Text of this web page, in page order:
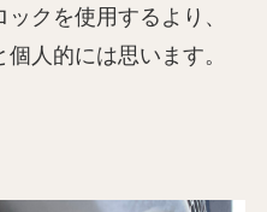
クを使用するより、
人的には思います。